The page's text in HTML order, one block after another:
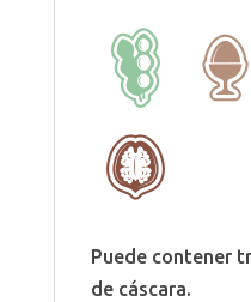
Puede contener
de cáscara.